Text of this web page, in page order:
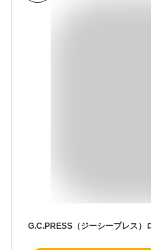
G.C.PRESS（ジーシープレス）